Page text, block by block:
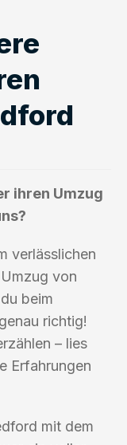
ihren Umzug
verlässlichen
von
beim
richtig!
– lies
Erfahrungen
mit dem